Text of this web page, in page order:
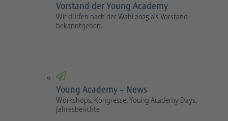
Vorstand der Young Academy
Wir dürfen nach der Wahl 2025 als Vorstand
bekanntgeben.
Young Academy – News
Workshops, Kongresse, Young Academy Days,
Jahresberichte